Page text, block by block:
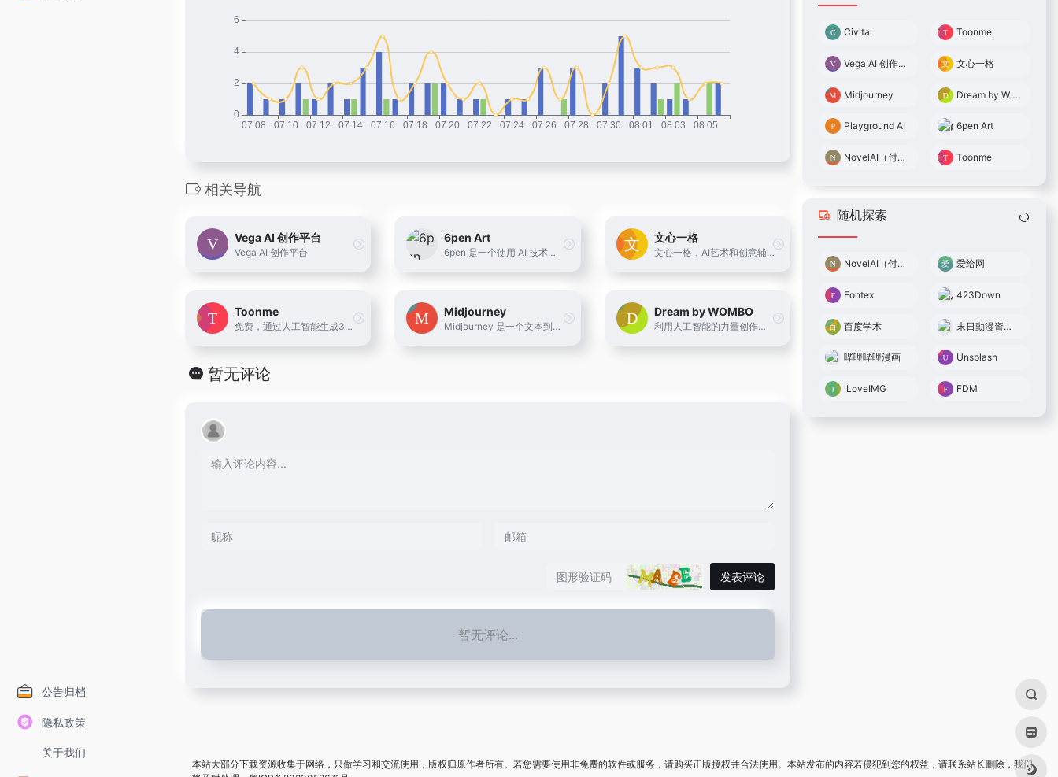
公告归档
隐私政策
关于我们
相关导航
Vega AI 创作平台
Vega AI 创作平台
6pen Art
6pen 是一个使用 AI 技术，利用文本生成绘画作品的产品，这意味着，你可以仅仅通过文字描述画面内容，风格，就可以得到画面
文心一格
文心一格，AI艺术和创意辅助平台，依托飞桨、文心大模型的技术创新推出的“AI作画”产品，可轻松驾驭多种风格，人人皆可“一语成画”
Toonme
免费，通过人工智能生成3D卡通头像，还可以调整不同风格
Midjourney
Midjourney 是一个文本到图像的AI工具，可以让你用简短的文字描述来创造新的世界、奇幻的角色和独特的图像。它是一个独立的研究实验室，探索新的媒介和扩展人类的想象力。你可以通过Discord或者网站 https://www.midjourney.com/ 来使用这个工具，并且可以看到其他用户的创意作品。
Dream by WOMBO
利用人工智能的力量创作美丽的艺术品。输入一个提示，选择一种艺术风格，然后观看WOMBO Dream将你的想法在几秒钟内变成一幅人工智能画作。
暂无评论
发表评论
暂无评论...
Civitai Toonme
Vega AI 创作平台 文心一格
Midjourney Dream by WOMBO
Playground AI 6pen Art
NovelAI（付费） Toonme
随机探索
NovelAI（付费） 爱给网
Fontex 423Down
百度学术 末日動漫資源庫
哔哩哔哩漫画 Unsplash
iLoveIMG FDM
本站大部分下载资源收集于网络，只做学习和交流使用，版权归原作者所有。若您需要使用非免费的软件或服务，请购买正版授权并合法使用。本站发布的内容若侵犯到您的权益，请联系站长删除，我们